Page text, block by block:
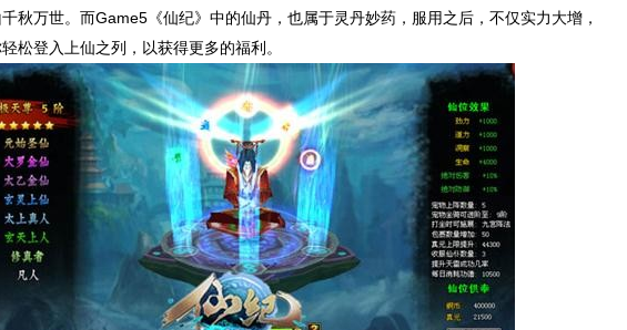
秋万世。而Game5《仙纪》中的仙丹，也属于灵丹妙药，服用之后，不仅实力大增，
松登入上仙之列，以获得更多的福利。